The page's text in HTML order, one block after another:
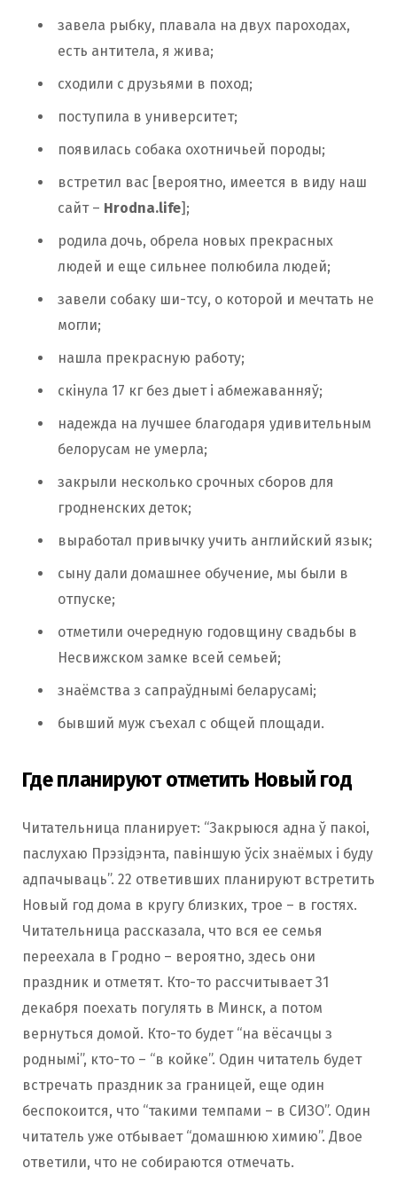
завела рыбку, плавала на двух пароходах,
есть антитела, я жива;
сходили с друзьями в поход;
поступила в университет;
появилась собака охотничьей породы;
встретил вас [вероятно, имеется в виду наш
сайт – Hrodna.life];
родила дочь, обрела новых прекрасных
людей и еще сильнее полюбила людей;
завели собаку ши-тсу, о которой и мечтать не
могли;
нашла прекрасную работу;
скінула 17 кг без дыет і абмежаванняў;
надежда на лучшее благодаря удивительным
белорусам не умерла;
закрыли несколько срочных сборов для
гродненских деток;
выработал привычку учить английский язык;
сыну дали домашнее обучение, мы были в
отпуске;
отметили очередную годовщину свадьбы в
Несвижском замке всей семьей;
знаёмства з сапраўднымі беларусамі;
бывший муж съехал с общей площади.
Где планируют отметить Новый год
Читательница планирует: “Закрыюся адна ў пакоі,
паслухаю Прэзідэнта, павіншую ўсіх знаёмых і буду
адпачываць”. 22 ответивших планируют встретить
Новый год дома в кругу близких, трое – в гостях.
Читательница рассказала, что вся ее семья
переехала в Гродно – вероятно, здесь они
праздник и отметят. Кто-то рассчитывает 31
декабря поехать погулять в Минск, а потом
вернуться домой. Кто-то будет “на вёсачцы з
роднымі”, кто-то – “в койке”. Один читатель будет
встречать праздник за границей, еще один
беспокоится, что “такими темпами – в СИЗО”. Один
читатель уже отбывает “домашнюю химию”. Двое
ответили, что не собираются отмечать.